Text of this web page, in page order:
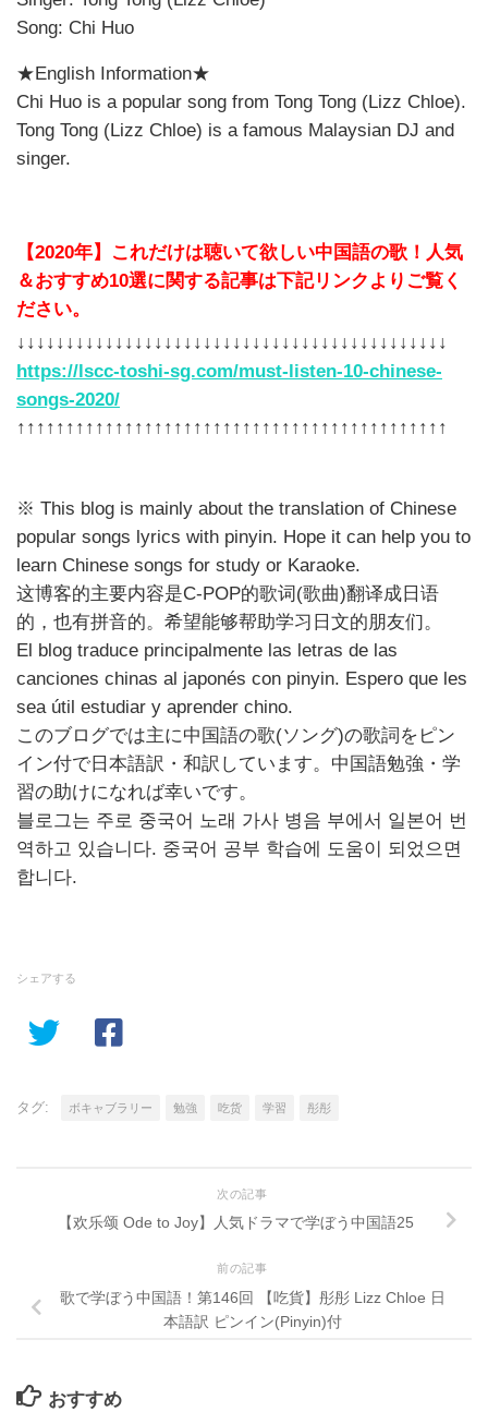
Song: Chi Huo
★English Information★
Chi Huo is a popular song from Tong Tong (Lizz Chloe).
Tong Tong (Lizz Chloe) is a famous Malaysian DJ and
singer.
【2020年】これだけは聴いて欲しい中国語の歌！人気
＆おすすめ10選に関する記事は下記リンクよりご覧く
ださい。
↓↓↓↓↓↓↓↓↓↓↓↓↓↓↓↓↓↓↓↓↓↓↓↓↓↓↓↓↓↓↓↓↓↓↓↓↓↓↓↓↓↓↓↓
https://lscc-toshi-sg.com/must-listen-10-chinese-
songs-2020/
↑↑↑↑↑↑↑↑↑↑↑↑↑↑↑↑↑↑↑↑↑↑↑↑↑↑↑↑↑↑↑↑↑↑↑↑↑↑↑↑↑↑↑↑
※ This blog is mainly about the translation of Chinese
popular songs lyrics with pinyin. Hope it can help you to
learn Chinese songs for study or Karaoke.
这博客的主要内容是C-POP的歌词(歌曲)翻译成日语
的，也有拼音的。希望能够帮助学习日文的朋友们。
El blog traduce principalmente las letras de las
canciones chinas al japonés con pinyin. Espero que les
sea útil estudiar y aprender chino.
このブログでは主に中国語の歌(ソング)の歌詞をピン
イン付で日本語訳・和訳しています。中国語勉強・学
習の助けになれば幸いです。
블로그는 주로 중국어 노래 가사 병음 부에서 일본어 번
역하고 있습니다. 중국어 공부 학습에 도움이 되었으면
합니다.
シェアする
タグ: ボキャブラリー 勉強 吃货 学習 彤彤
次の記事
【欢乐颂 Ode to Joy】人気ドラマで学ぼう中国語25
前の記事
歌で学ぼう中国語！第146回 【吃貨】彤彤 Lizz Chloe 日
本語訳 ピンイン(Pinyin)付
おすすめ